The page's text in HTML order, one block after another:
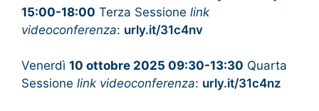
15:00-18:00 Terza Sessione link
videoconferenza: urly.it/31c4nv
Venerdì 10 ottobre 2025 09:30-13:30 Quarta
Sessione link videoconferenza: urly.it/31c4nz